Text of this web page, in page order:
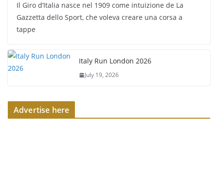
Il Giro d’Italia nasce nel 1909 come intuizione de La
Gazzetta dello Sport, che voleva creare una corsa a
tappe
Italy Run London 2026
July 19, 2026
Advertise here